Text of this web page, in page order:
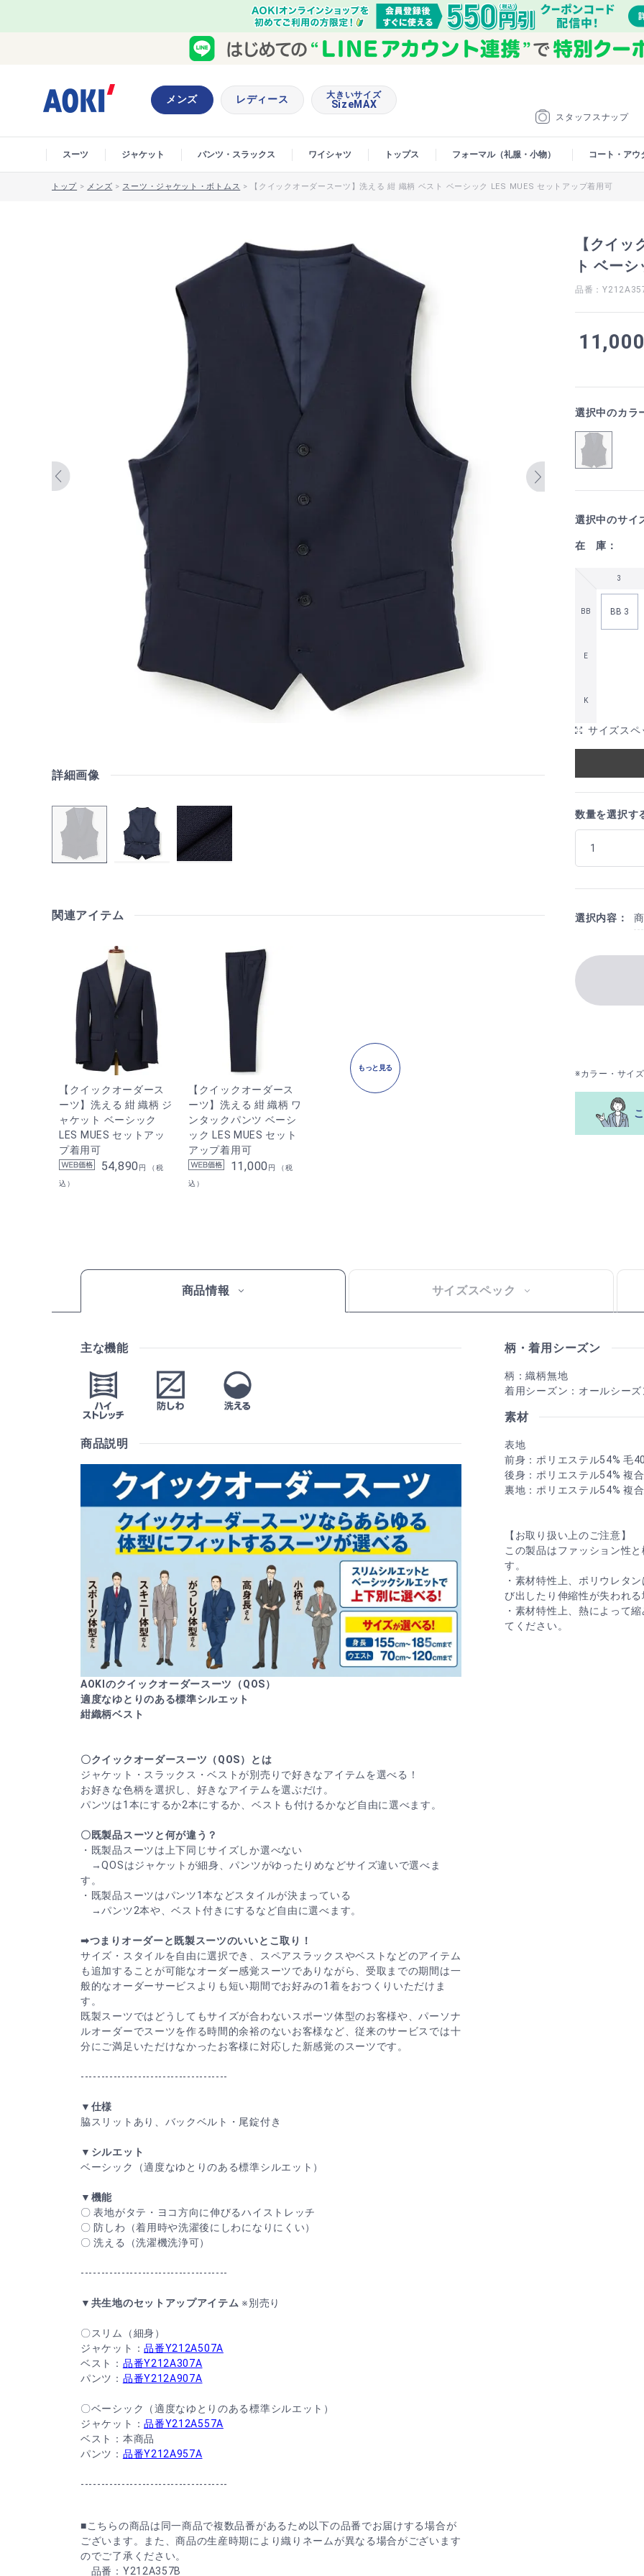
スタッフスナップ
メンズ レディース 大きいサイズ
SizeMAX
スーツ ジャケット パンツ・スラックス ワイシャツ トップス フォーマル（礼服・小物） コート・アウ
トップ > メンズ > スーツ・ジャケット・ボトムス > 【クイックオーダースーツ】洗える 紺 織柄 ベスト ベーシック LES MUES セットアップ着用可
詳細画像
関連アイテム
【クイックオーダース
ーツ】洗える 紺 織柄 ジ
ャケット ベーシック
LES MUES セットアッ
プ着用可
54,890 円 （税
込）
【クイックオーダース
ーツ】洗える 紺 織柄 ワ
ンタックパンツ ベーシ
ック LES MUES セット
アップ着用可
11,000 円 （税
込）
もっと見る
【クイ
ト ベー
品番：
11,000
選択中のカラ
選択中のサイ
在 庫：
3
BB BB 3
E
K
サイズスペ
数量を選択す
選択内容：
※カラー・サイ
商品情報 サイズスペック
主な機能
商品説明
AOKIのクイックオーダースーツ（QOS）
適度なゆとりのある標準シルエット
紺織柄ベスト
〇クイックオーダースーツ（QOS）とは
ジャケット・スラックス・ベストが別売りで好きなアイテムを選べる！
お好きな色柄を選択し、好きなアイテムを選ぶだけ。
パンツは1本にするか2本にするか、ベストも付けるかなど自由に選べます。
〇既製品スーツと何が違う？
・既製品スーツは上下同じサイズしか選べない
→QOSはジャケットが細身、パンツがゆったりめなどサイズ違いで選べま
す。
・既製品スーツはパンツ1本などスタイルが決まっている
→パンツ2本や、ベスト付きにするなど自由に選べます。
➡つまりオーダーと既製スーツのいいとこ取り！
サイズ・スタイルを自由に選択でき、スペアスラックスやベストなどのアイテム
も追加することが可能なオーダー感覚スーツでありながら、受取までの期間は一
般的なオーダーサービスよりも短い期間でお好みの1着をおつくりいただけま
す。
既製スーツではどうしてもサイズが合わないスポーツ体型のお客様や、パーソナ
ルオーダーでスーツを作る時間的余裕のないお客様など、従来のサービスでは十
分にご満足いただけなかったお客様に対応した新感覚のスーツです。
------------------------------------
▼仕様
脇スリットあり、バックベルト・尾錠付き
▼シルエット
ベーシック（適度なゆとりのある標準シルエット）
▼機能
〇 表地がタテ・ヨコ方向に伸びるハイストレッチ
〇 防しわ（着用時や洗濯後にしわになりにくい）
〇 洗える（洗濯機洗浄可）
------------------------------------
▼共生地のセットアップアイテム ※別売り
〇スリム（細身）
ジャケット：品番Y212A507A
ベスト： 品番Y212A307A
パンツ： 品番Y212A907A
〇ベーシック（適度なゆとりのある標準シルエット）
ジャケット：品番Y212A557A
ベスト：本商品
パンツ： 品番Y212A957A
------------------------------------
■こちらの商品は同一商品で複数品番があるため以下の品番でお届けする場合が
ございます。また、商品の生産時期により織りネームが異なる場合がございます
のでご了承ください。
品番：Y212A357B
柄・着用シーズン
柄：織柄無地
着用シーズン：オールシーズ
素材
表地
前身：ポリエステル54% 毛
後身：ポリエステル54% 複
裏地：ポリエステル54% 複
【お取り扱い上のご注意】
この製品はファッション性
す。
・素材特性上、ポリウレタ
び出したり伸縮性が失われる
・素材特性上、熱によって
てください。